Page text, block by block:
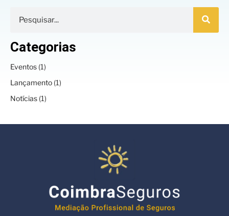
Categorias
Eventos (1)
Lançamento (1)
Notícias (1)